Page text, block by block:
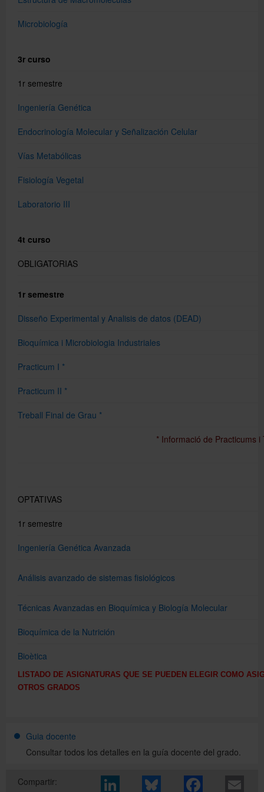
Microbiología
3r curso
1r semestre
Ingeniería Genética
Endocrinología Molecular y Señalización Celular
Vías Metabólicas
Fisiología Vegetal
Laboratorio III
4t curso
OBLIGATORIAS
1r semestre
Disseño Experimental y Analisis de datos (DEAD)
Bioquímica i Microbiologia Industriales
Practicum I *
Practicum II *
Treball Final de Grau *
* Informació de Practicums i
OPTATIVAS
1r semestre
Ingeniería Genética Avanzada
Análisis avanzado de sistemas fisiológicos
Técnicas Avanzadas en Bioquímica y Biología Molecular
Bioquímica de la Nutrición
Bioètica
LISTADO DE ASIGNATURAS QUE SE PUEDEN ELEGIR COMO
OTROS GRADOS
Guia docente
Consultar todos los detalles en la guía docente del grado.
Compartir: